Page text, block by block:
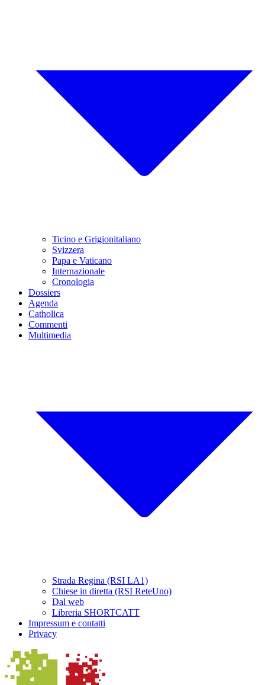
Ticino e Grigionitaliano
Svizzera
Papa e Vaticano
Internazionale
Cronologia
Dossiers
Agenda
Catholica
Commenti
Multimedia
Strada Regina (RSI LA1)
Chiese in diretta (RSI ReteUno)
Dal web
Libreria SHORTCATT
Impressum e contatti
Privacy